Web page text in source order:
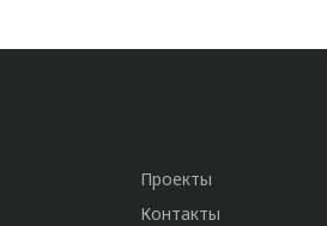
Проекты
Контакты